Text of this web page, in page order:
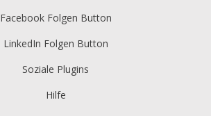
Facebook Folgen Button
LinkedIn Folgen Button
Soziale Plugins
Hilfe